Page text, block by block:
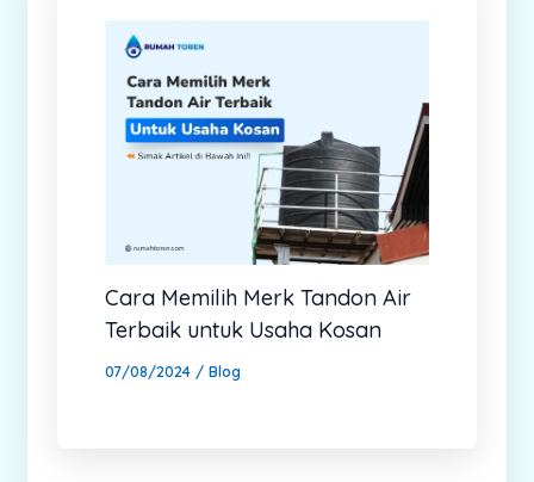
Cara Memilih Merk Tandon Air
Terbaik untuk Usaha Kosan
07/08/2024 / Blog